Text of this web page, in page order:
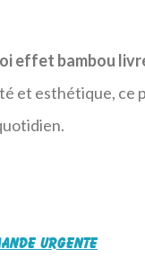
effet bambou
et esthétique, ce
urgente